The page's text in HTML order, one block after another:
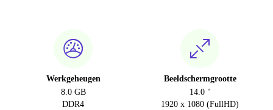
Werkgeheugen
8.0 GB
DDR4
Beeldschermgrootte
14.0 "
1920 x 1080 (FullHD)